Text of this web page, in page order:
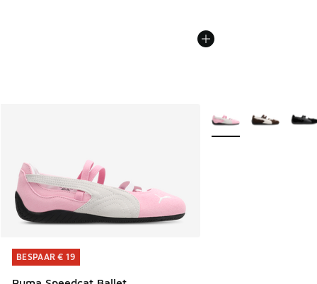
BESPAAR € 19
BESPAAR € 19
Meer kleuren